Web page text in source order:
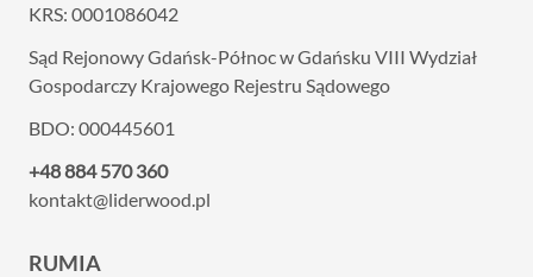
KRS: 0001086042
Sąd Rejonowy Gdańsk-Północ w Gdańsku VIII Wydział
Gospodarczy Krajowego Rejestru Sądowego
BDO: 000445601
+48 884 570 360
kontakt@liderwood.pl
RUMIA